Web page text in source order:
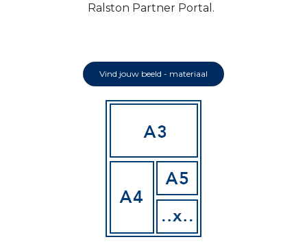
Ralston Partner Portal.
Vind jouw beeld - materiaal